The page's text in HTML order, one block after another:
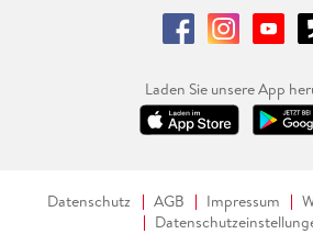
Laden Sie unsere App
Datenschutz AGB Impressum